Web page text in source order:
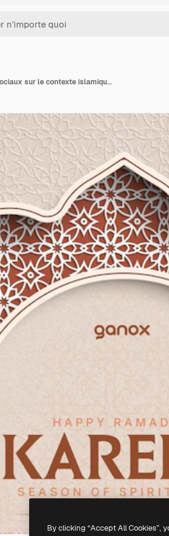
Carte de vœux et message sur les réseaux sociaux sur le contexte islamique minimaliste du Ramadan de Kareem
By clicking “Accept All Cookies”,